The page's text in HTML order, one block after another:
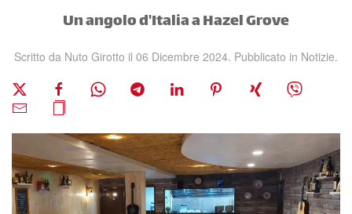
Un angolo d'Italia a Hazel Grove
Scritto da Nuto Girotto il 06 Dicembre 2024. Pubblicato in Notizie.